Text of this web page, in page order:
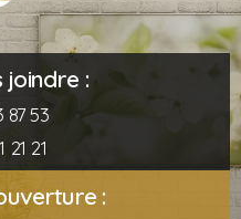
joindre :
87 53
21 21
: